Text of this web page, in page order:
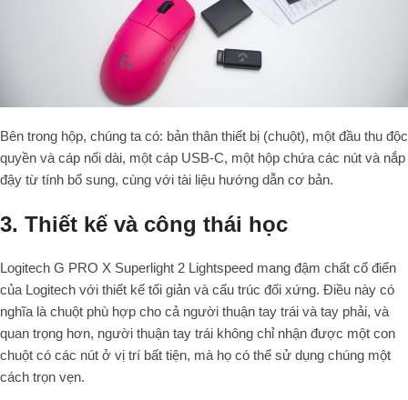
Bên trong hộp, chúng ta có: bản thân thiết bị (chuột), một đầu thu độc
quyền và cáp nối dài, một cáp USB-C, một hộp chứa các nút và nắp
đậy từ tính bổ sung, cùng với tài liệu hướng dẫn cơ bản.
3. Thiết kế và công thái học
Logitech G PRO X Superlight 2 Lightspeed mang đậm chất cổ điển
của Logitech với thiết kế tối giản và cấu trúc đối xứng. Điều này có
nghĩa là chuột phù hợp cho cả người thuận tay trái và tay phải, và
quan trọng hơn, người thuận tay trái không chỉ nhận được một con
chuột có các nút ở vị trí bất tiện, mà họ có thể sử dụng chúng một
cách trọn vẹn.